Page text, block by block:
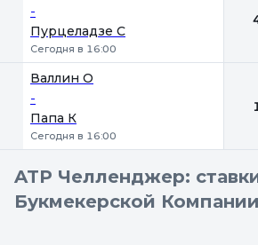
-
Пурцеладзе С
Сегодня в 16:00
Валлин О
-
Папа К
Сегодня в 16:00
ATP Челленджер:
Букмекерской